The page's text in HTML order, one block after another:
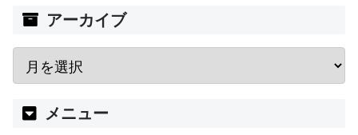
アーカイブ
メニュー